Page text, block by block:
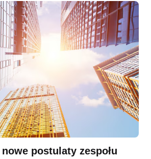
nowe postulaty zespołu